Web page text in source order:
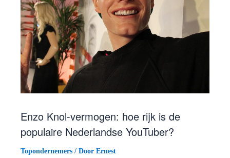
Enzo Knol-vermogen: hoe rijk is de
populaire Nederlandse YouTuber?
Topondernemers / Door Ernest